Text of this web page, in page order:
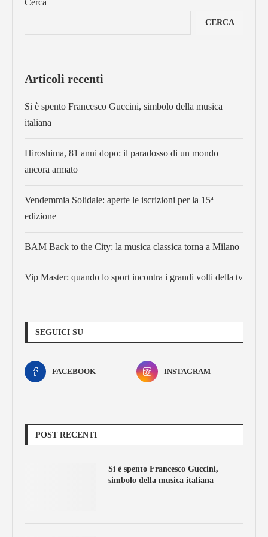
Cerca
CERCA
Articoli recenti
Si è spento Francesco Guccini, simbolo della musica
italiana
Hiroshima, 81 anni dopo: il paradosso di un mondo
ancora armato
Vendemmia Solidale: aperte le iscrizioni per la 15ª
edizione
BAM Back to the City: la musica classica torna a Milano
Vip Master: quando lo sport incontra i grandi volti della tv
SEGUICI SU
FACEBOOK INSTAGRAM
POST RECENTI
Si è spento Francesco Guccini,
simbolo della musica italiana